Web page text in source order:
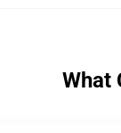
What